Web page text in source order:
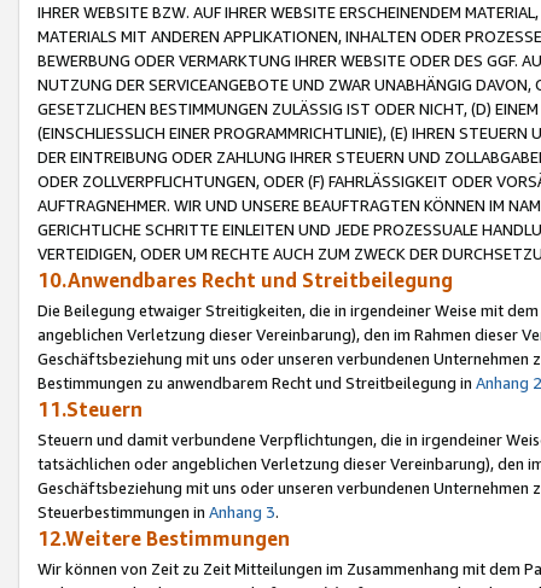
IHRER WEBSITE BZW. AUF IHRER WEBSITE ERSCHEINENDEM
MATERIALS MIT ANDEREN APPLIKATIONEN, INHALTEN ODER
BEWERBUNG ODER VERMARKTUNG IHRER WEBSITE ODER DES GGF.
NUTZUNG DER SERVICEANGEBOTE UND ZWAR UNABHÄNGIG
GESETZLICHEN BESTIMMUNGEN ZULÄSSIG IST ODER NICHT, (D)
(EINSCHLIESSLICH EINER PROGRAMMRICHTLINIE), (E) IHREN
DER EINTREIBUNG ODER ZAHLUNG IHRER STEUERN UND
ODER ZOLLVERPFLICHTUNGEN, ODER (F) FAHRLÄSSIGKEIT ODER
AUFTRAGNEHMER. WIR UND UNSERE BEAUFTRAGTEN KÖNNEN IM
GERICHTLICHE SCHRITTE EINLEITEN UND JEDE PROZESSUALE
VERTEIDIGEN, ODER UM RECHTE AUCH ZUM ZWECK DER
10.Anwendbares Recht und Streitbeilegung
Die Beilegung etwaiger Streitigkeiten, die in irgendeiner Weise mit
angeblichen Verletzung dieser Vereinbarung), den im Rahmen dieser
Geschäftsbeziehung mit uns oder unseren verbundenen
Bestimmungen zu anwendbarem Recht und Streitbeilegung in Anhang 2
11.Steuern
Steuern und damit verbundene Verpflichtungen, die in irgendeiner
tatsächlichen oder angeblichen Verletzung dieser Vereinbarung), den
Geschäftsbeziehung mit uns oder unseren verbundenen
Steuerbestimmungen in Anhang 3.
12.Weitere Bestimmungen
Wir können von Zeit zu Zeit Mitteilungen im Zusammenhang mit dem